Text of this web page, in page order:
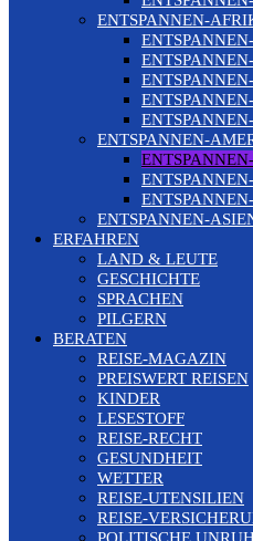
ENTSPANNEN-
ENTSPANNEN-
ENTSPANNEN-
ERFAHREN
LAND & LEUTE
GESCHICHTE
SPRACHEN
PILGERN
BERATEN
REISE-MAGAZIN
PREISWERT REISEN
KINDER
LESESTOFF
REISE-RECHT
GESUNDHEIT
WETTER
REISE-UTENSILIEN
REISE-